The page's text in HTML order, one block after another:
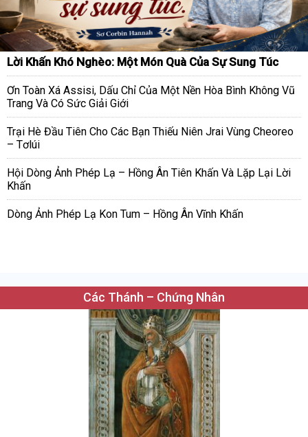
Lời Khấn Khó Nghèo: Một Món Quà Của Sự Sung Túc
Ơn Toàn Xá Assisi, Dấu Chỉ Của Một Nền Hòa Bình Không Vũ
Trang Và Có Sức Giải Giới
Trại Hè Đầu Tiên Cho Các Bạn Thiếu Niên Jrai Vùng Cheoreo
– Tơlúi
Hội Dòng Ảnh Phép Lạ – Hồng Ân Tiên Khấn Và Lặp Lại Lời
Khấn
Dòng Ảnh Phép Lạ Kon Tum – Hồng Ân Vĩnh Khấn
Các Thánh – Chứng Nhân